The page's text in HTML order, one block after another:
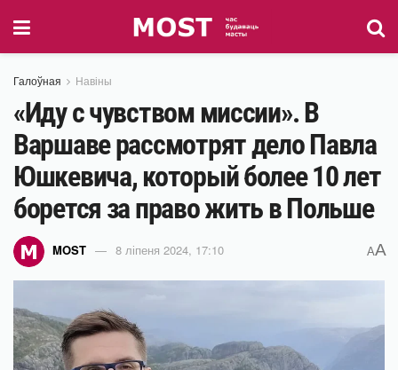
Галоўная Навіны
«Иду с чувством миссии». В
Варшаве рассмотрят дело Павла
Юшкевича, который более 10 лет
борется за право жить в Польше
MOST 8 ліпеня 2024, 17:10 AA